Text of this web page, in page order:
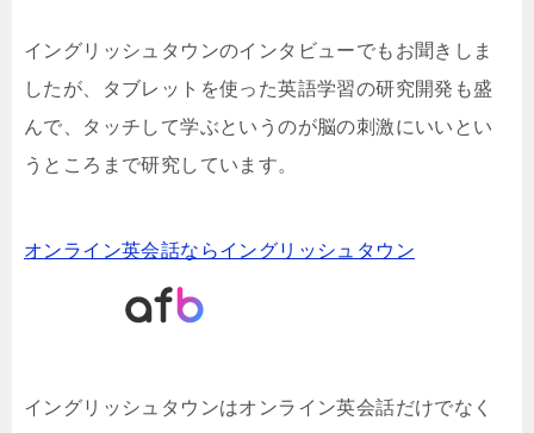
イングリッシュタウンのインタビューでもお聞きしま
したが、タブレットを使った英語学習の研究開発も盛
んで、タッチして学ぶというのが脳の刺激にいいとい
うところまで研究しています。
オンライン英会話ならイングリッシュタウン
イングリッシュタウンはオンライン英会話だけでなく